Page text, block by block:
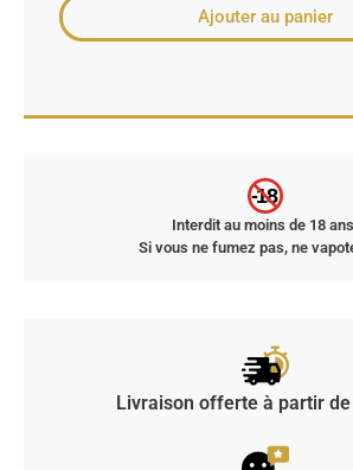
Ajouter au panier
-18
Interdit au moins de 18
Si vous ne fumez pas, ne
Livraison offerte à partir